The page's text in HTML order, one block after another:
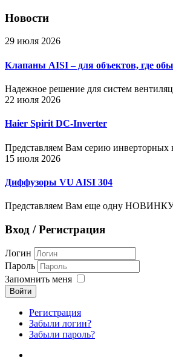
Новости
29 июля 2026
Клапаны AISI – для объектов, где
Надежное решение для систем
22 июля 2026
Haier Spirit DC-Inverter
Представляем Вам серию инверторных
15 июля 2026
Диффузоры VU AISI 304
Представляем Вам еще одну НОВИНКУ.
Вход / Регистрация
Логин
Пароль
Запомнить меня
Войти
Регистрация
Забыли логин?
Забыли пароль?